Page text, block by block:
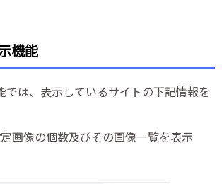
機能
は、表示しているサイトの下記情報を
画像の個数及びその画像一覧を表示